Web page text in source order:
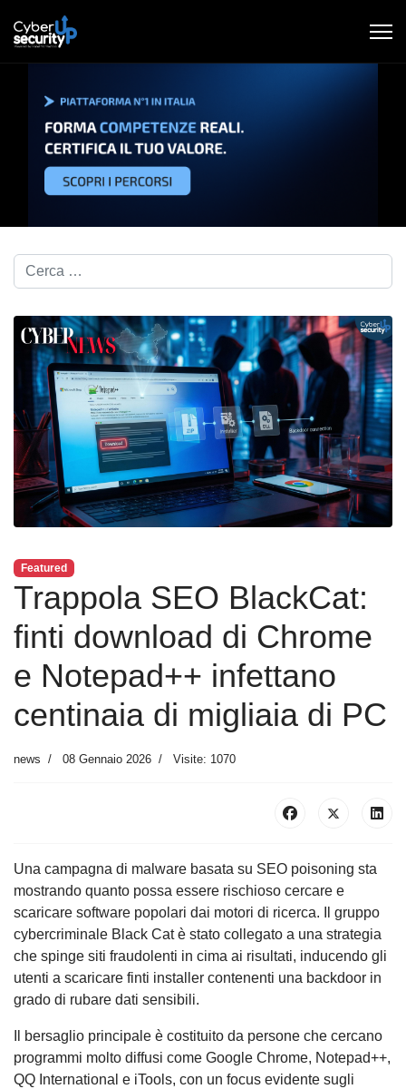
Cerca nel blog...
Featured
Trappola SEO BlackCat:
finti download di Chrome
e Notepad++ infettano
centinaia di migliaia di PC
news 08 Gennaio 2026 Visite: 1070
Una campagna di malware basata su SEO poisoning sta
mostrando quanto possa essere rischioso cercare e
scaricare software popolari dai motori di ricerca. Il gruppo
cybercriminale Black Cat è stato collegato a una strategia
che spinge siti fraudolenti in cima ai risultati, inducendo gli
utenti a scaricare finti installer contenenti una backdoor in
grado di rubare dati sensibili.
Il bersaglio principale è costituito da persone che cercano
programmi molto diffusi come Google Chrome, Notepad++,
QQ International e iTools, con un focus evidente sugli